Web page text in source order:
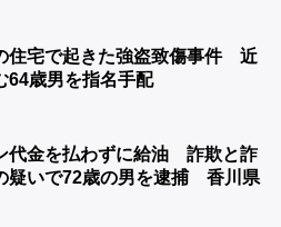
住宅で起きた強盗致傷事件 近
64歳男を指名手配
代金を払わずに給油 詐欺と詐
疑いで72歳の男を逮捕 香川県